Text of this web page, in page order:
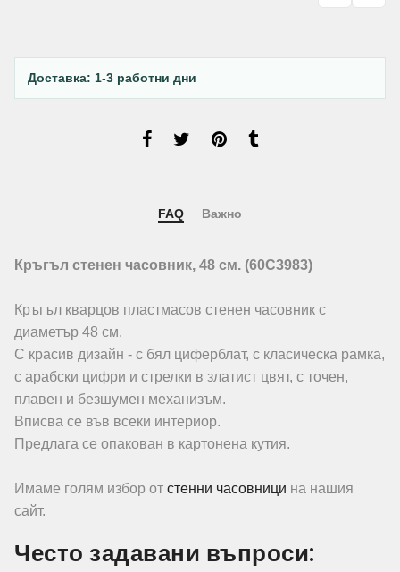
Доставка: 1-3 работни дни
FAQ Важно
Кръгъл стенен часовник, 48 см. (60C3983)
Кръгъл кварцов пластмасов стенен часовник с
диаметър 48 см.
С красив дизайн - с бял циферблат, с класическа рамка,
с арабски цифри и стрелки в златист цвят, с точен,
плавен и безшумен механизъм.
Вписва се във всеки интериор.
Предлага се опакован в картонена кутия.
Имаме голям избор от стенни часовници на нашия
сайт.
Често задавани въпроси: